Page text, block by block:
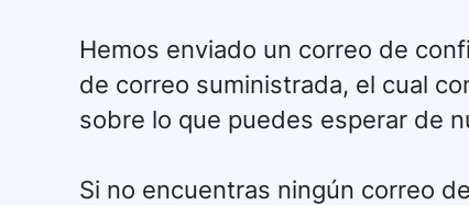
Hemos enviado un correo de
de correo suministrada, el cual
sobre lo que puedes esperar de
Si no encuentras ningún correo